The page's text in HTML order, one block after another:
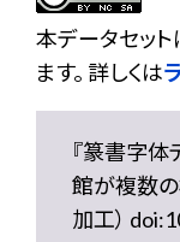
本データセッ
ます。 詳しくは
『篆書字体
館が複数
加工）